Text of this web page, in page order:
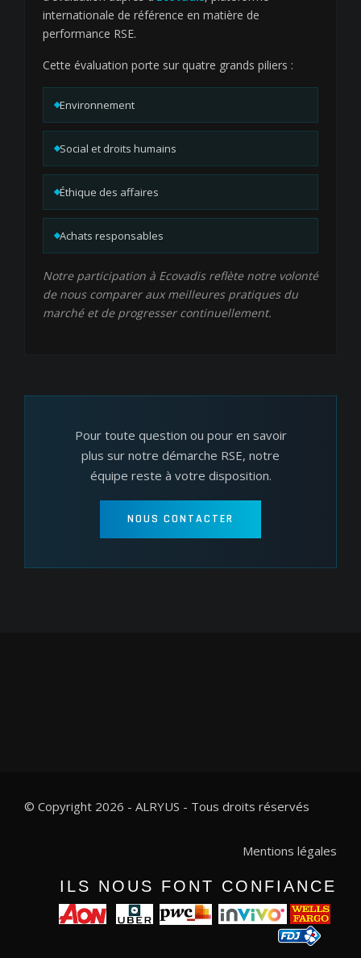
internationale de référence en matière de
performance RSE.
Cette évaluation porte sur quatre grands piliers :
Environnement
Social et droits humains
Éthique des affaires
Achats responsables
Notre participation à Ecovadis reflète notre volonté
de nous comparer aux meilleures pratiques du
marché et de progresser continuellement.
Pour toute question ou pour en savoir
plus sur notre démarche RSE, notre
équipe reste à votre disposition.
NOUS CONTACTER
© Copyright 2026 - ALRYUS - Tous droits réservés
Mentions légales
ILS NOUS FONT CONFIANCE